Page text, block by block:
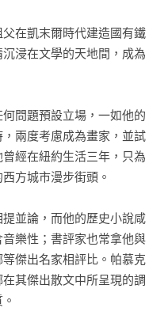
Atwood)
在凱末爾時代建造國有鐵
浸在文學的天地間，成為
問題預設立場，一如他的
兩度考慮成為畫家，並試
經在紐約生活三年，只為
方城市漫步街頭。
並論，而他的歷史小說咸
樂性；書評家也常拿他與
傑出名家相評比。帕慕克
其傑出散文中所呈現的調